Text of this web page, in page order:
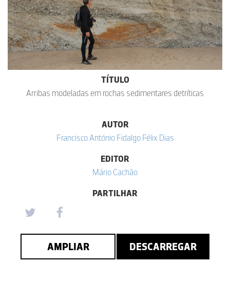
TÍTULO
Arribas modeladas em rochas sedimentares detríticas
AUTOR
Francisco António Fidalgo Félix Dias
EDITOR
Mário Cachão
PARTILHAR
AMPLIAR DESCARREGAR